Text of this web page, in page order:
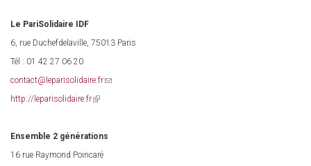
Le PariSolidaire IDF
6, rue Duchefdelaville, 75013 Paris
Tél : 01 42 27 06 20
contact@leparisolidaire.fr(link
http://leparisolidaire.fr(link
Ensemble 2 générations
16 rue Raymond Poincaré